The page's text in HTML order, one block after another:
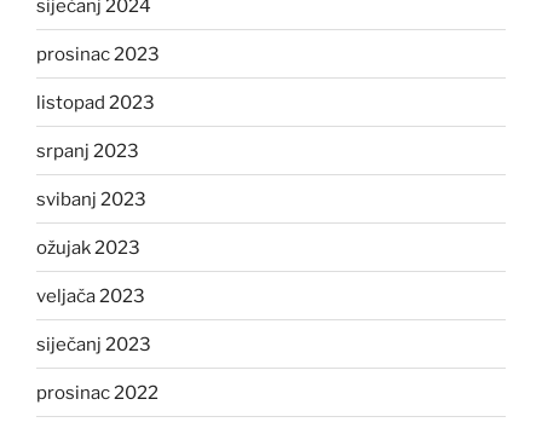
siječanj 2024
prosinac 2023
listopad 2023
srpanj 2023
svibanj 2023
ožujak 2023
veljača 2023
siječanj 2023
prosinac 2022